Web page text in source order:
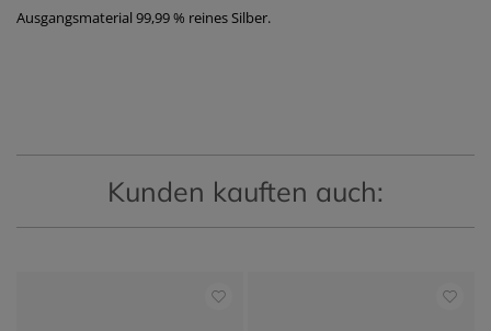
Ausgangsmaterial 99,99 % reines Silber.
Kunden kauften auch: